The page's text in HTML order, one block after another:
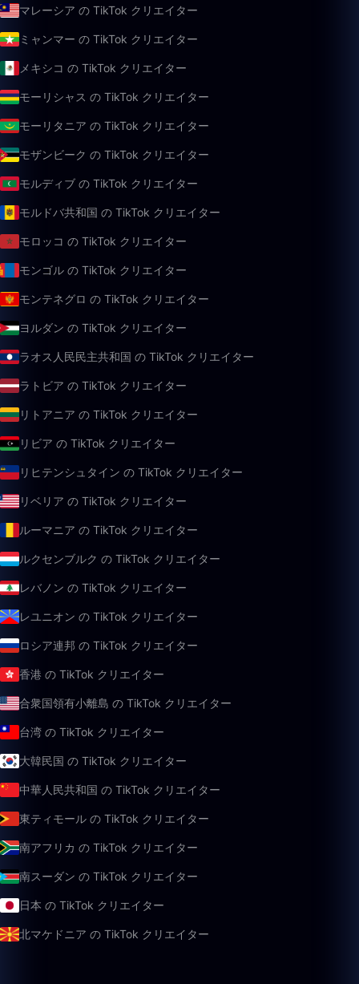
マレーシア の TikTok クリエイター
ミャンマー の TikTok クリエイター
メキシコ の TikTok クリエイター
モーリシャス の TikTok クリエイター
モーリタニア の TikTok クリエイター
モザンビーク の TikTok クリエイター
モルディブ の TikTok クリエイター
モルドバ共和国 の TikTok クリエイター
モロッコ の TikTok クリエイター
モンゴル の TikTok クリエイター
モンテネグロ の TikTok クリエイター
ヨルダン の TikTok クリエイター
ラオス人民民主共和国 の TikTok クリエイター
ラトビア の TikTok クリエイター
リトアニア の TikTok クリエイター
リビア の TikTok クリエイター
リヒテンシュタイン の TikTok クリエイター
リベリア の TikTok クリエイター
ルーマニア の TikTok クリエイター
ルクセンブルク の TikTok クリエイター
レバノン の TikTok クリエイター
レユニオン の TikTok クリエイター
ロシア連邦 の TikTok クリエイター
香港 の TikTok クリエイター
合衆国領有小離島 の TikTok クリエイター
台湾 の TikTok クリエイター
大韓民国 の TikTok クリエイター
中華人民共和国 の TikTok クリエイター
東ティモール の TikTok クリエイター
南アフリカ の TikTok クリエイター
南スーダン の TikTok クリエイター
日本 の TikTok クリエイター
北マケドニア の TikTok クリエイター